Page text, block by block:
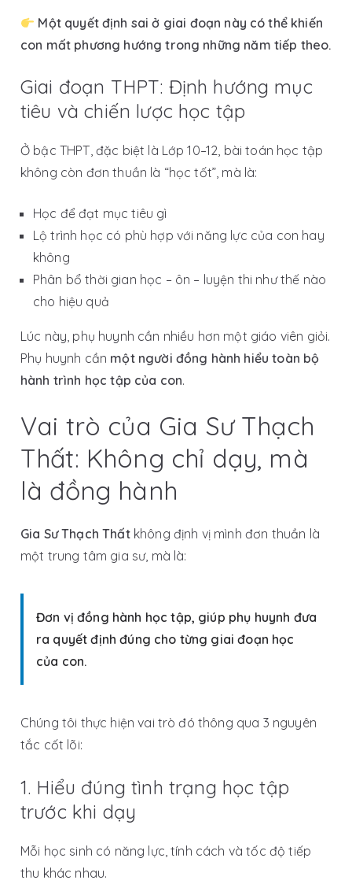
Một quyết định sai ở giai đoạn này có thể khiến
con mất phương hướng trong những năm tiếp theo.
Giai đoạn THPT: Định hướng mục
tiêu và chiến lược học tập
Ở bậc THPT, đặc biệt là Lớp 10–12, bài toán học tập
không còn đơn thuần là “học tốt”, mà là:
Học để đạt mục tiêu gì
Lộ trình học có phù hợp với năng lực của con hay
không
Phân bổ thời gian học – ôn – luyện thi như thế nào
cho hiệu quả
Lúc này, phụ huynh cần nhiều hơn một giáo viên giỏi.
Phụ huynh cần một người đồng hành hiểu toàn bộ
hành trình học tập của con.
Vai trò của Gia Sư Thạch
Thất: Không chỉ dạy, mà
là đồng hành
Gia Sư Thạch Thấtkhông định vị mình đơn thuần là
một trung tâm gia sư, mà là:
Đơn vị đồng hành học tập, giúp phụ huynh đưa
ra quyết định đúng cho từng giai đoạn học
của con.
Chúng tôi thực hiện vai trò đó thông qua 3 nguyên
tắc cốt lõi:
1. Hiểu đúng tình trạng học tập
trước khi dạy
Mỗi học sinh có năng lực, tính cách và tốc độ tiếp
thu khác nhau.